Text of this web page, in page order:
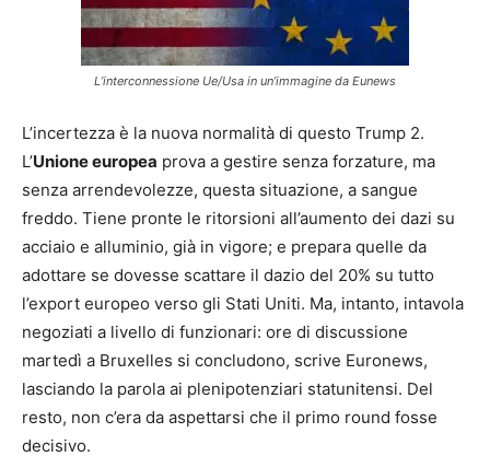
L’interconnessione Ue/Usa in un’immagine da Eunews
L’incertezza è la nuova normalità di questo Trump 2.
L’Unione europea prova a gestire senza forzature, ma
senza arrendevolezze, questa situazione, a sangue
freddo. Tiene pronte le ritorsioni all’aumento dei dazi su
acciaio e alluminio, già in vigore; e prepara quelle da
adottare se dovesse scattare il dazio del 20% su tutto
l’export europeo verso gli Stati Uniti. Ma, intanto, intavola
negoziati a livello di funzionari: ore di discussione
martedì a Bruxelles si concludono, scrive Euronews,
lasciando la parola ai plenipotenziari statunitensi. Del
resto, non c’era da aspettarsi che il primo round fosse
decisivo.